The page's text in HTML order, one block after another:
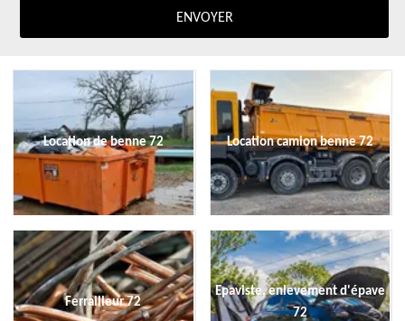
Location de benne 72 Location camion benne 72
Ferrailleur 72
Epaviste, enlevement d'épave
72